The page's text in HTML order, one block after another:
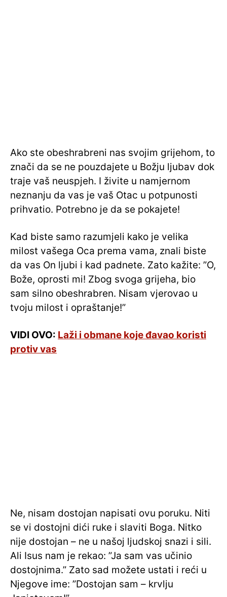
Ako ste obeshrabreni nas svojim grijehom, to
znači da se ne pouzdajete u Božju ljubav dok
traje vaš neuspjeh. I živite u namjernom
neznanju da vas je vaš Otac u potpunosti
prihvatio. Potrebno je da se pokajete!
Kad biste samo razumjeli kako je velika
milost vašega Oca prema vama, znali biste
da vas On ljubi i kad padnete. Zato kažite: ”O,
Bože, oprosti mi! Zbog svoga grijeha, bio
sam silno obeshrabren. Nisam vjerovao u
tvoju milost i opraštanje!”
VIDI OVO: Laži i obmane koje đavao koristi
protiv vas
Ne, nisam dostojan napisati ovu poruku. Niti
se vi dostojni dići ruke i slaviti Boga. Nitko
nije dostojan – ne u našoj ljudskoj snazi i sili.
Ali Isus nam je rekao: ”Ja sam vas učinio
dostojnima.” Zato sad možete ustati i reći u
Njegove ime: ”Dostojan sam – krvlju